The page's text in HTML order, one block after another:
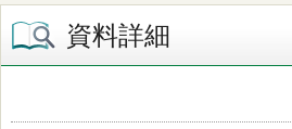
資料詳細